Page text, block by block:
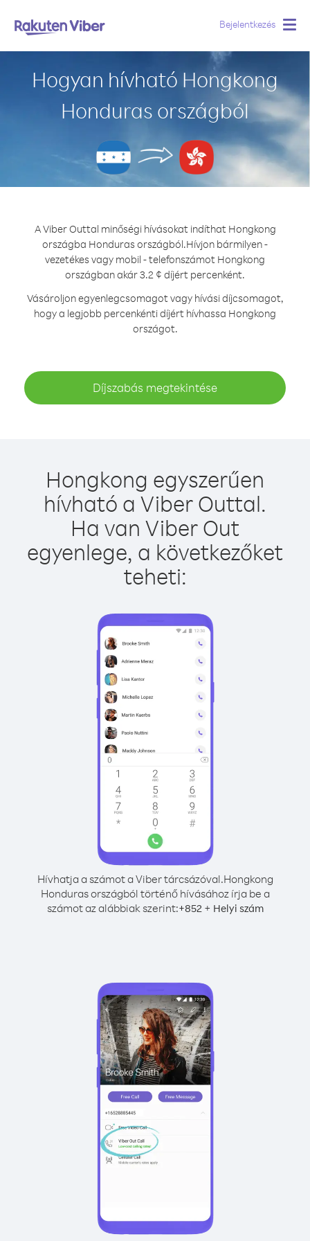
Bejelentkezés
Hogyan hívható Hongkong
Honduras országból
A Viber Outtal minőségi hívásokat indíthat Hongkong
országba Honduras országból.Hívjon bármilyen -
vezetékes vagy mobil - telefonszámot Hongkong
országban akár 3.2 ¢ díjért percenként.
Vásároljon egyenlegcsomagot vagy hívási díjcsomagot,
hogy a legjobb percenkénti díjért hívhassa Hongkong
országot.
Díjszabás megtekintése
Hongkong egyszerűen
hívható a Viber Outtal.
Ha van Viber Out
egyenlege, a következőket
teheti:
Hívhatja a számot a Viber tárcsázóval.Hongkong
Honduras országból történő hívásához írja be a
számot az alábbiak szerint:+852+ Helyi szám